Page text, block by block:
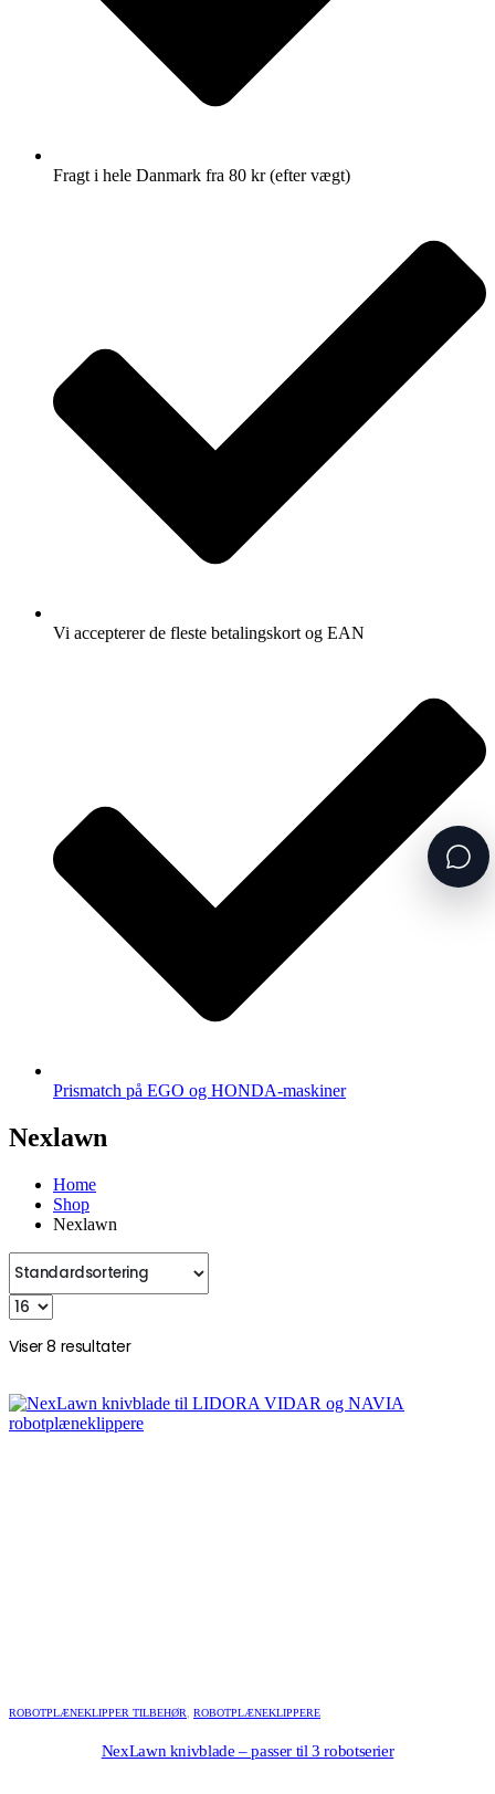
Fragt i hele Danmark fra 80 kr (efter vægt)
Vi accepterer de fleste betalingskort og EAN
Prismatch på EGO og HONDA-maskiner
Nexlawn
Home
Shop
Nexlawn
Viser 8 resultater
ROBOTPLÆNEKLIPPER TILBEHØR ROBOTPLÆNEKLIPPERE
NexLawn knivblade – passer til 3 robotserier